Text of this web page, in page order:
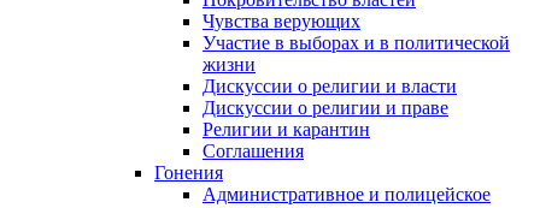
Чувства верующих
Участие в выборах и в политической
жизни
Дискуссии о религии и власти
Дискуссии о религии и праве
Религии и карантин
Соглашения
Гонения
Административное и полицейское